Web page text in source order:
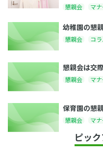
懇親会 マ
幼稚園の懇
懇親会 コ
懇親会は交
懇親会 マ
保育園の懇
懇親会 マ
ピッ